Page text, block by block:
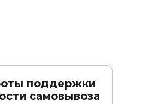
поддержки
самовывоза